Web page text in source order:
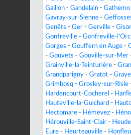
Gaillon - Gandelain - Gathemo
Gavray-sur-Sienne -
Genêts - Ger - Gerville -
Gonfreville - Gonfreville-
Gorges - Gouffern en Auge -
- Gouvets - Gouville-sur-Mer
Grainville-la-Teinturière -
Grandparigny - Gratot -
Grimbosq - Grosley-sur-Risle
Hardencourt-Cocherel -
Hauteville-la-Guichard -
Hectomare - Hémevez -
Hérouville-Saint-Clair -
Eure - Heurteauville -